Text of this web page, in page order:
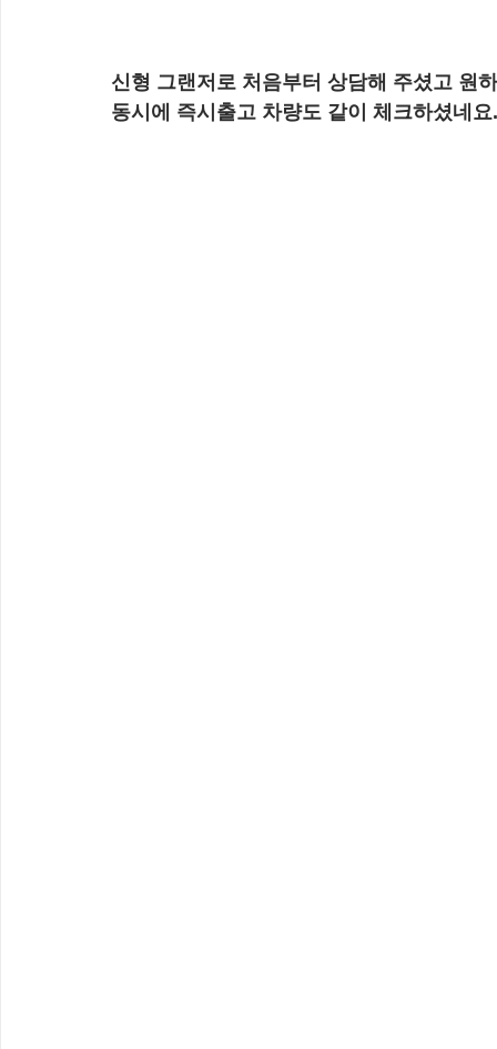
신형 그랜저로 처음부터 상담해 주셨고 원
동시에 즉시출고 차량도 같이 체크하셨네요.